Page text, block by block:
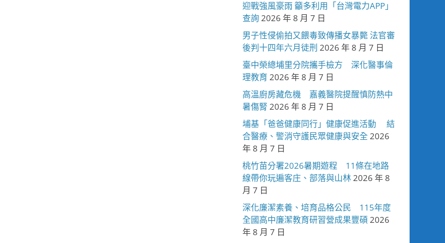
迎戰強風豪雨 籲多利用「台灣電力APP」
查詢 2026 年 8 月 7 日
男子性侵偷拍又餵毒致傳播女暴斃 法官審
後判十四年六月徒刑 2026 年 8 月 7 日
臺中榮總埔里分院攜手檢方 深化醫事倫
理教育 2026 年 8 月 7 日
高溫廚房藏危機 嘉義醫院提醒慎防熱中
暑傷腎 2026 年 8 月 7 日
埔基「爸爸健康同行」健康促進活動 結
合醫療、警消守護民眾健康與安全 2026
年 8 月 7 日
桃竹苗分署2026暑期遊程 11條在地路
線帶你玩遍客庄、部落與山林2026 年 8
月 7 日
深化廉潔素養、培育品格公民 115年度
全國高中廉潔教育研習營成果豐碩 2026
年 8 月 7 日